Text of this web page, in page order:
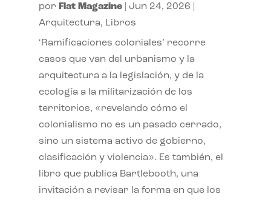
por Flat Magazine| Jun 24, 2026
Arquitectura, Libros
‘Ramificaciones coloniales’ recorre
casos que van del urbanismo y la
arquitectura a la legislación, y de la
ecología a la militarización de los
territorios, «revelando cómo el
colonialismo no es un pasado cerrado,
sino un sistema activo de gobierno,
clasificación y violencia». Es también, el
libro que publica Bartlebooth, una
invitación a revisar la forma en que los